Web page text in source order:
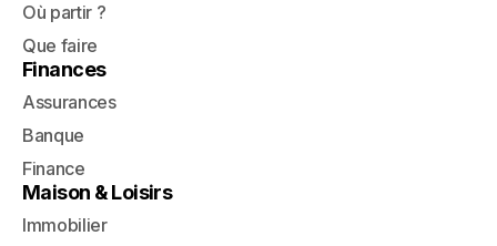
Où partir ?
Que faire
Finances
Assurances
Banque
Finance
Maison & Loisirs
Immobilier